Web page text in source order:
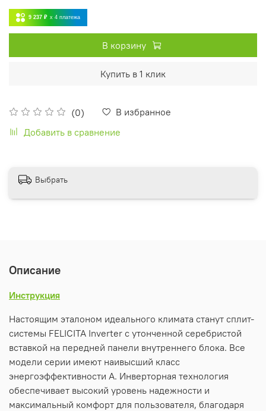
(0)
В избранное
Добавить в сравнение
9 237 ₽ x 4 платежа
В корзину
Купить в 1 клик
Выбрать
Описание
Инструкция
Настоящим эталоном идеального климата станут сплит-
системы FELICITA Inverter с утонченной серебристой
вставкой на передней панели внутреннего блока. Все
модели серии имеют наивысший класс
энергоэффективности А. Инверторная технология
обеспечивает высокий уровень надежности и
максимальный комфорт для пользователя, благодаря